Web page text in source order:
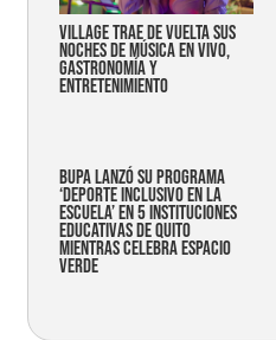
Village trae de vuelta sus
noches de música en vivo,
gastronomía y
entretenimiento
Bupa lanzó su programa
‘Deporte Inclusivo en la
Escuela’ en 5 instituciones
educativas de Quito
mientras celebra espacio
verde